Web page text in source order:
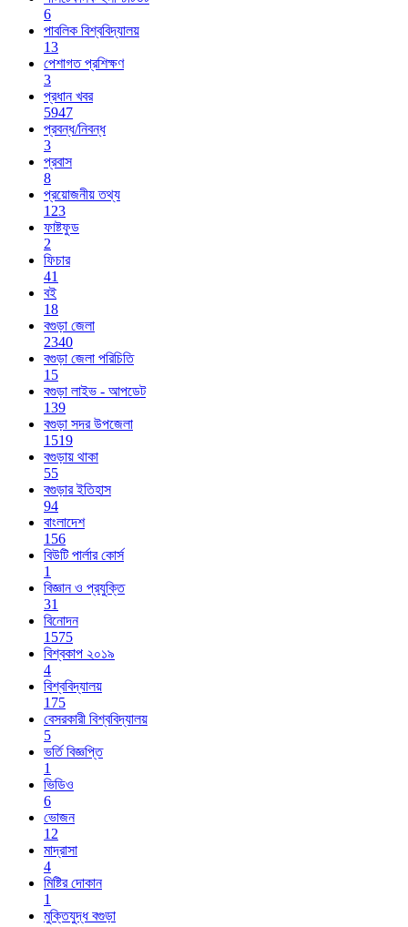
6
পাবলিক বিশ্ববিদ্যালয়
13
পেশাগত প্রশিক্ষণ
3
প্রধান খবর
5947
প্রবন্ধ/নিবন্ধ
3
প্রবাস
8
প্রয়োজনীয় তথ্য
123
ফাষ্টফুড
2
ফিচার
41
বই
18
বগুড়া জেলা
2340
বগুড়া জেলা পরিচিতি
15
বগুড়া লাইভ - আপডেট
139
বগুড়া সদর উপজেলা
1519
বগুড়ায় থাকা
55
বগুড়ার ইতিহাস
94
বাংলাদেশ
156
বিউটি পার্লার কোর্স
1
বিজ্ঞান ও প্রযুক্তি
31
বিনোদন
1575
বিশ্বকাপ ২০১৯
4
বিশ্ববিদ্যালয়
175
বেসরকারী বিশ্ববিদ্যালয়
5
ভর্তি বিজ্ঞপ্তি
1
ভিডিও
6
ভোজন
12
মাদ্রাসা
4
মিষ্টির দোকান
1
মুক্তিযুদ্ধ বগুড়া